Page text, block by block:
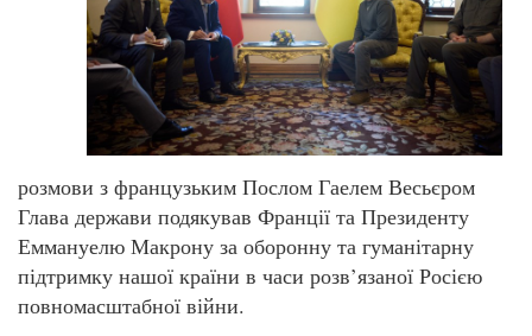
розмови з французьким Послом Гаелем Весьєром
Глава держави подякував Франції та Президенту
Еммануелю Макрону за оборонну та гуманітарну
підтримку нашої країни в часи розв’язаної Росією
повномасштабної війни.